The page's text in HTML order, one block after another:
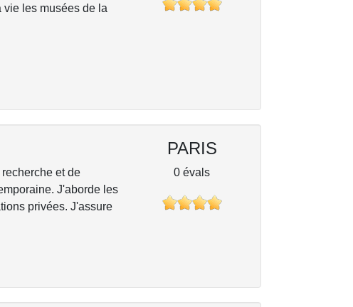
les musées de la
et de
J'aborde les
privées. J'assure
PARIS
0 évals